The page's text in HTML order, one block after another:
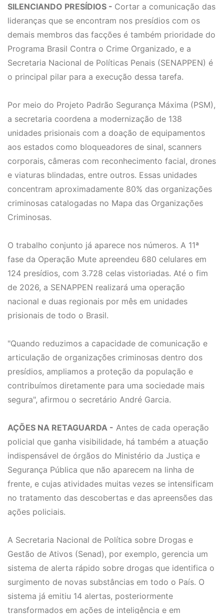
SILENCIANDO PRESÍDIOS - Cortar a comunicação das
lideranças que se encontram nos presídios com os
demais membros das facções é também prioridade do
Programa Brasil Contra o Crime Organizado, e a
Secretaria Nacional de Políticas Penais (SENAPPEN) é
o principal pilar para a execução dessa tarefa.
Por meio do Projeto Padrão Segurança Máxima (PSM),
a secretaria coordena a modernização de 138
unidades prisionais com a doação de equipamentos
aos estados como bloqueadores de sinal, scanners
corporais, câmeras com reconhecimento facial, drones
e viaturas blindadas, entre outros. Essas unidades
concentram aproximadamente 80% das organizações
criminosas catalogadas no Mapa das Organizações
Criminosas.
O trabalho conjunto já aparece nos números. A 11ª
fase da Operação Mute apreendeu 680 celulares em
124 presídios, com 3.728 celas vistoriadas. Até o fim
de 2026, a SENAPPEN realizará uma operação
nacional e duas regionais por mês em unidades
prisionais de todo o Brasil.
"Quando reduzimos a capacidade de comunicação e
articulação de organizações criminosas dentro dos
presídios, ampliamos a proteção da população e
contribuímos diretamente para uma sociedade mais
segura", afirmou o secretário André Garcia.
AÇÕES NA RETAGUARDA - Antes de cada operação
policial que ganha visibilidade, há também a atuação
indispensável de órgãos do Ministério da Justiça e
Segurança Pública que não aparecem na linha de
frente, e cujas atividades muitas vezes se intensificam
no tratamento das descobertas e das apreensões das
ações policiais.
A Secretaria Nacional de Política sobre Drogas e
Gestão de Ativos (Senad), por exemplo, gerencia um
sistema de alerta rápido sobre drogas que identifica o
surgimento de novas substâncias em todo o País. O
sistema já emitiu 14 alertas, posteriormente
transformados em ações de inteligência e em